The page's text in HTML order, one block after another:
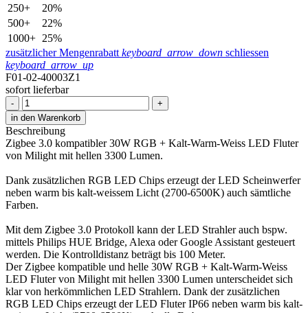
250+
20%
500+
22%
1000+ 25%
zusätzlicher Mengenrabatt keyboard_arrow_down schliessen
keyboard_arrow_up
F01-02-40003Z1
sofort lieferbar
-
+
in den Warenkorb
Beschreibung
Zigbee 3.0 kompatibler 30W RGB + Kalt-Warm-Weiss LED Fluter
von Milight mit hellen 3300 Lumen.
Dank zusätzlichen RGB LED Chips erzeugt der LED Scheinwerfer
neben warm bis kalt-weissem Licht (2700-6500K) auch sämtliche
Farben.
Mit dem Zigbee 3.0 Protokoll kann der LED Strahler auch bspw.
mittels Philips HUE Bridge, Alexa oder Google Assistant gesteuert
werden. Die Kontrolldistanz beträgt bis 100 Meter.
Der Zigbee kompatible und helle 30W RGB + Kalt-Warm-Weiss
LED Fluter von Milight mit hellen 3300 Lumen unterscheidet sich
klar von herkömmlichen LED Strahlern. Dank der zusätzlichen
RGB LED Chips erzeugt der LED Fluter IP66 neben warm bis kalt-